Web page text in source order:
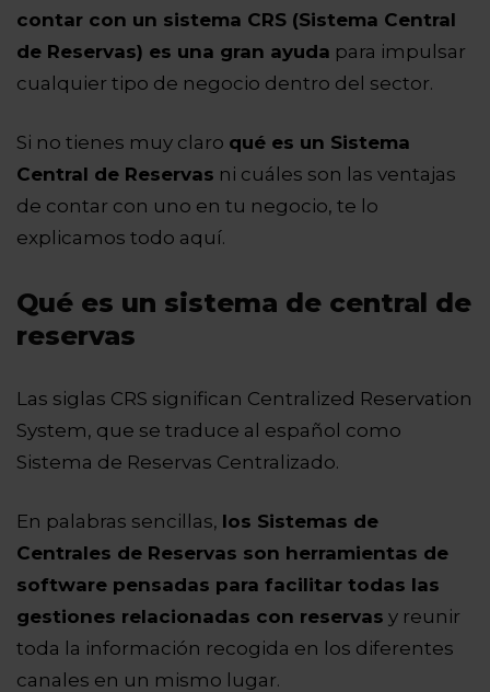
contar con un sistema CRS (Sistema Central
de Reservas) es una gran ayuda para impulsar
cualquier tipo de negocio dentro del sector.
Si no tienes muy claro qué es un Sistema
Central de Reservas ni cuáles son las ventajas
de contar con uno en tu negocio, te lo
explicamos todo aquí.
Qué es un sistema de central de
reservas
Las siglas CRS significan Centralized Reservation
System, que se traduce al español como
Sistema de Reservas Centralizado.
En palabras sencillas, los Sistemas de
Centrales de Reservas son herramientas de
software pensadas para facilitar todas las
gestiones relacionadas con reservas y reunir
toda la información recogida en los diferentes
canales en un mismo lugar.